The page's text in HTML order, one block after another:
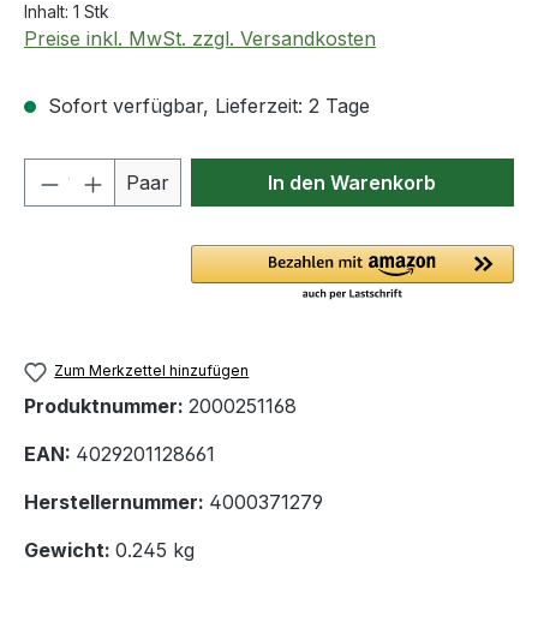
Inhalt: 1 Stk
Preise inkl. MwSt. zzgl. Versandkosten
Sofort verfügbar, Lieferzeit: 2 Tage
Produkt Anzahl: Gib den
Paar In den Warenkorb
Zum Merkzettel hinzufügen
Produktnummer: 2000251168
EAN: 4029201128661
Herstellernummer: 4000371279
Gewicht: 0.245 kg